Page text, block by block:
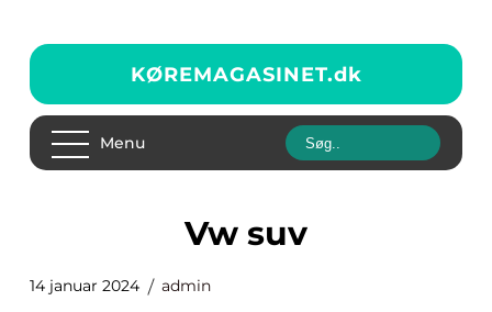
KØREMAGASINET.dk
Menu
vw suv
14 januar 2024 admin